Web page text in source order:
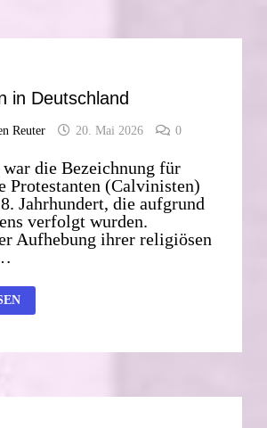
in Deutschland
Reuter 20. Mai 2026 0
die Bezeichnung für
Protestanten (Calvinisten)
Jahrhundert, die aufgrund
verfolgt wurden.
Aufhebung ihrer religiösen